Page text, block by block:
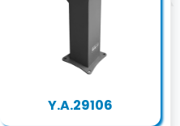
Y.A.29106